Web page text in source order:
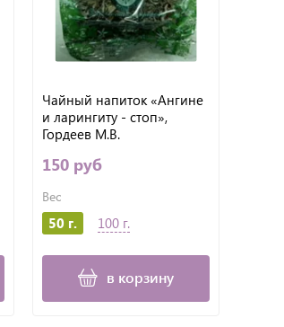
Чайный напиток «Ангине
и ларингиту - стоп»,
Гордеев М.В.
150 руб
Вес
50 г. 100 г.
в корзину